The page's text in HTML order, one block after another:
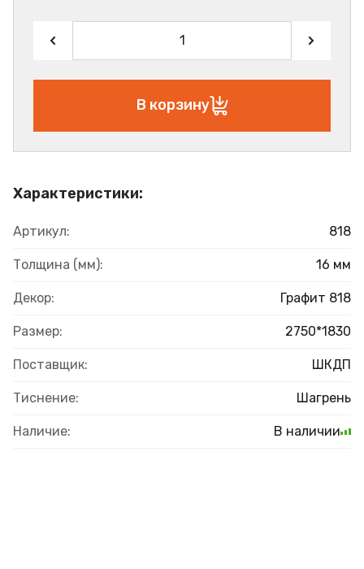
Характеристики:
Артикул: 818
Толщина (мм): 16 мм
Декор: Графит 818
Размер: 2750*1830
Поставщик: ШКДП
Тиснение: Шагрень
Наличие: В наличии
В корзину